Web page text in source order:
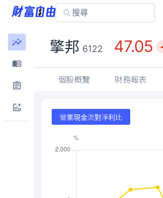
擎邦 6122 47.05
個股概覽 財務報表
營業現金流對淨利比